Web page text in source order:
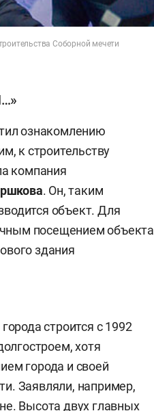
Соборной мечети
ознакомлению
к строительству
компания
. Он, таким
объект. Для
посещением объекта
здания
строится с 1992
хотя
города и своей
Заявляли, например,
Высота двух главных